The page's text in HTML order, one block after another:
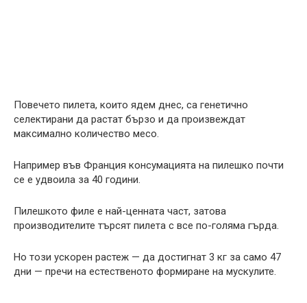
Повечето пилета, които ядем днес, са генетично
селектирани да растат бързо и да произвеждат
максимално количество месо.
Например във Франция консумацията на пилешко почти
се е удвоила за 40 години.
Пилешкото филе е най-ценната част, затова
производителите търсят пилета с все по-голяма гърда.
Но този ускорен растеж — да достигнат 3 кг за само 47
дни — пречи на естественото формиране на мускулите.